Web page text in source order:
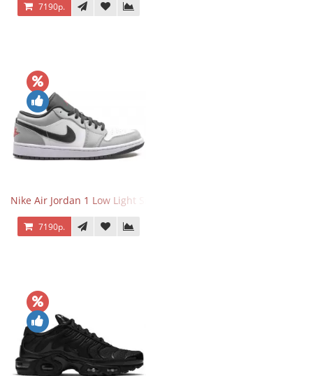
7190р.
Nike Air Jordan 1 Low Light Smoke Grey
7190р.